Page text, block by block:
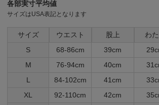
各部実寸平均値
サイズはUSA表記となります
サイズ ウエスト 股上 わ
S
68-86cm 39cm
M
76-94cm 40cm
L
84-102cm 41cm
XL
92-110cm 42cm